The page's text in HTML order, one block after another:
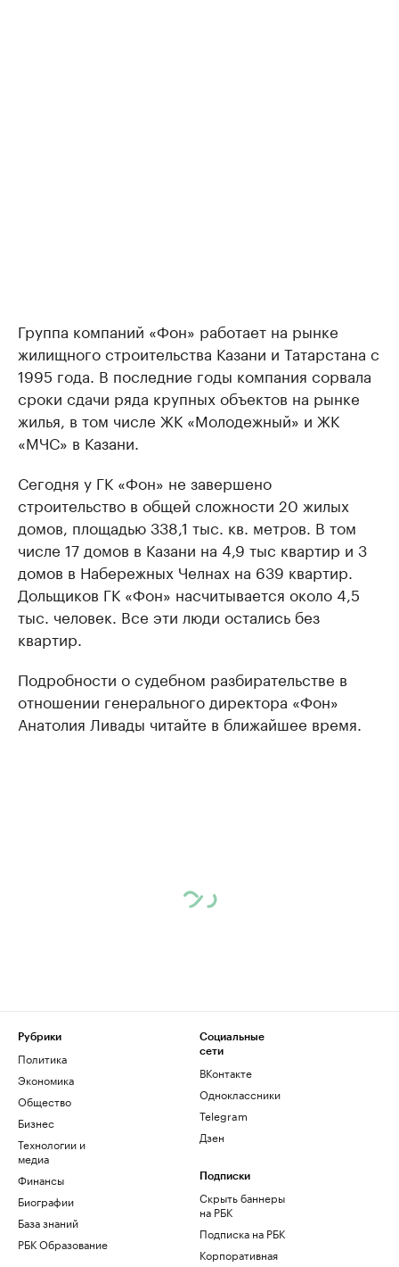
Группа компаний «Фон» работает на рынке
жилищного строительства Казани и Татарстана с
1995 года. В последние годы компания сорвала
сроки сдачи ряда крупных объектов на рынке
жилья, в том числе ЖК «Молодежный» и ЖК
«МЧС» в Казани.
Сегодня у ГК «Фон» не завершено
строительство в общей сложности 20 жилых
домов, площадью 338,1 тыс. кв. метров. В том
числе 17 домов в Казани на 4,9 тыс квартир и 3
домов в Набережных Челнах на 639 квартир.
Дольщиков ГК «Фон» насчитывается около 4,5
тыс. человек. Все эти люди остались без
квартир.
Подробности о судебном разбирательстве в
отношении генерального директора «Фон»
Анатолия Ливады читайте в ближайшее время.
Рубрики
Политика
Экономика
Общество
Бизнес
Технологии и
медиа
Финансы
Биографии
База знаний
РБК Образование
Социальные
сети
ВКонтакте
Одноклассники
Telegram
Дзен
Подписки
Скрыть баннеры
на РБК
Подписка на РБК
Корпоративная